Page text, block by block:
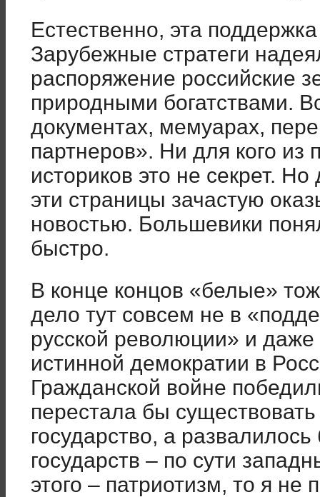
Естественно, эта
Зарубежные стратеги
распоряжение российские
природными богатствами.
документах, мемуарах,
партнеров». Ни для кого
историков это не секрет.
эти страницы зачастую
новостью. Большевики
быстро.
В конце концов «белые»
дело тут совсем не в
русской революции» и
истинной демократии в
Гражданской войне
перестала бы
государство, а
государств – по сути
этого – патриотизм, то я не